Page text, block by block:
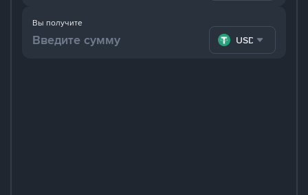
Вы получите
USDT